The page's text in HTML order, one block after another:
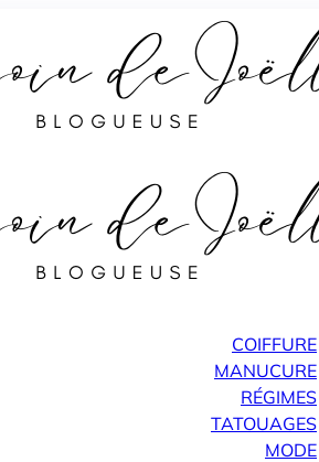
COIFFURE
MANUCURE
RÉGIMES
TATOUAGES
MODE